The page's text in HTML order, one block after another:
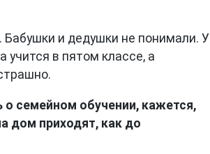
и дедушки не понимали. У
учится в пятом классе, а
семейном обучении, кажется,
дом приходят, как до